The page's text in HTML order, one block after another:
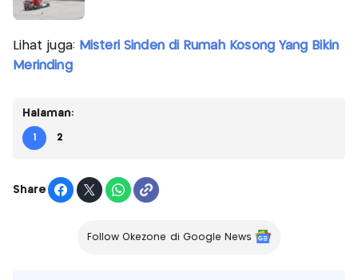
Lihat juga: Misteri Sinden di Rumah Kosong Yang Bikin
Merinding
Halaman:
1 2
Share
Follow Okezone di Google News